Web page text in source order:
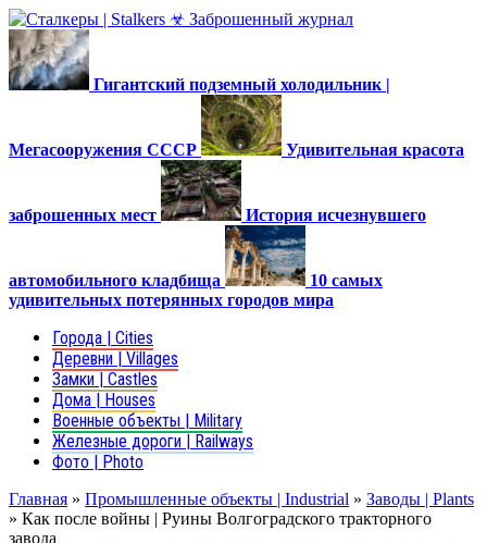
Гигантский подземный холодильник |
Мегасооружения СССР Удивительная красота
заброшенных мест История исчезнувшего
автомобильного кладбища
10 самых
удивительных потерянных городов мира
Города | Cities
Деревни | Villages
Замки | Castles
Дома | Houses
Военные объекты | Military
Железные дороги | Railways
Фото | Photo
Главная » Промышленные объекты | Industrial » Заводы | Plants
» Как после войны | Руины Волгоградского тракторного
завода